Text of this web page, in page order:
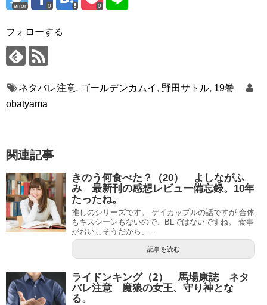
error 0 0
フォローする
ネタバレ注意, ゴールデンカムイ , 野田サトル, 19巻
obatyama
関連記事
きのう何食べた？（20） よしながふ
み 最新刊の感想レビュー備忘録。10年
たったね。
推しのシリーズです。 ゲイカップルの話ですが 合体
もキスシーンもないので、BLではないですね。 食事
がおいしそうだから、...
記事を読む
ライドンキング（2） 馬場康誌 ネタ
バレ注意 魔狼の女王、守り神とな
る。